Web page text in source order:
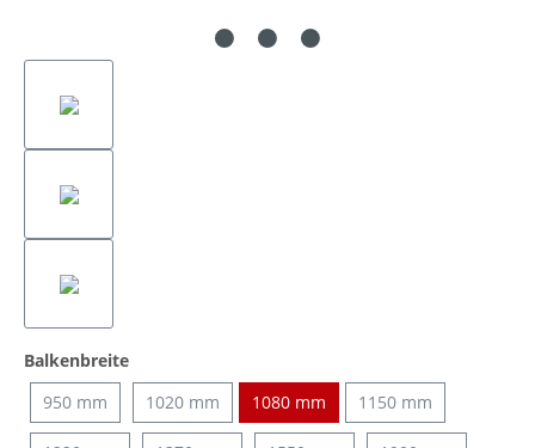
Balkenbreiteauswählen
950 mm
1020 mm 1080 mm 1150 mm